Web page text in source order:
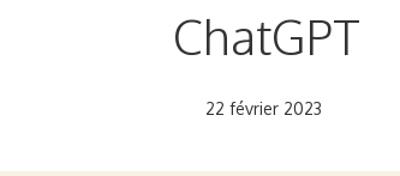
ChatGPT
22 février 2023